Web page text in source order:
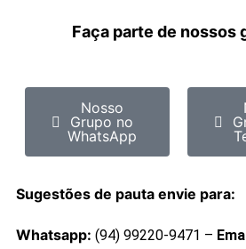
Faça parte de nossos
Nosso
Grupo no
WhatsApp
Sugestões de pauta envie para:
Whatsapp: (94) 99220-9471 –